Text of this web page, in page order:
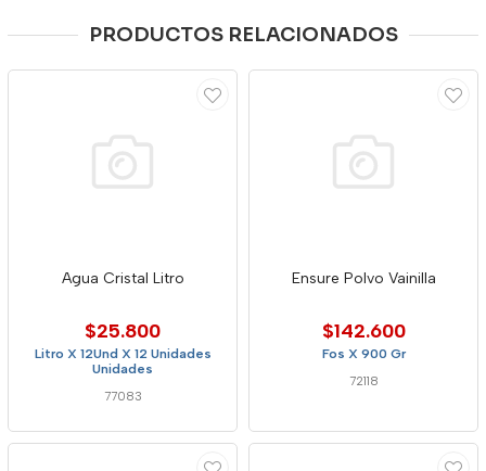
PRODUCTOS RELACIONADOS
Agua Cristal Litro
$25.800
Litro X 12Und X 12 Unidades
Unidades
77083
Ensure Polvo Vainilla
$142.600
Fos X 900 Gr
72118